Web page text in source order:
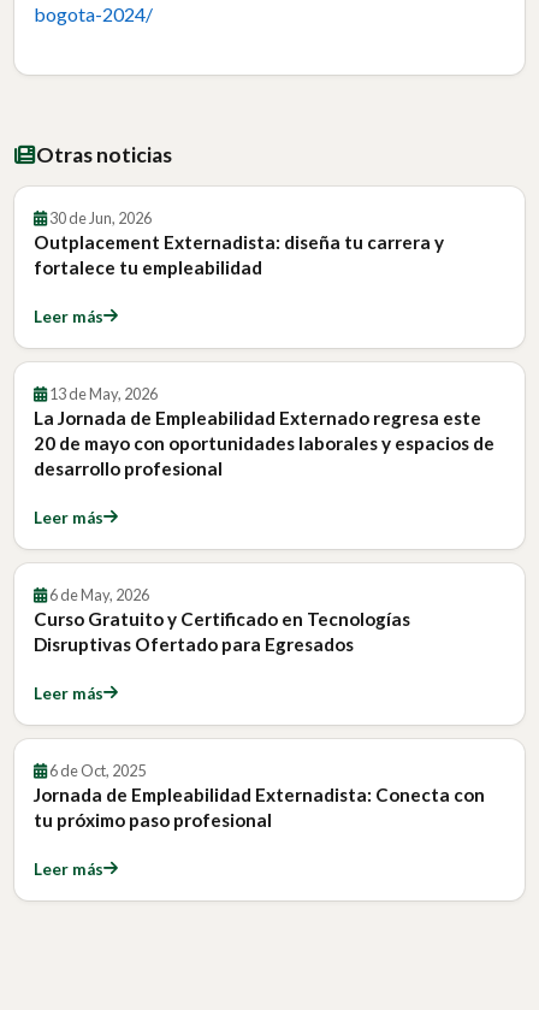
bogota-2024/
Otras noticias
30 de Jun, 2026
Outplacement Externadista: diseña tu carrera y
fortalece tu empleabilidad
Leer más
13 de May, 2026
La Jornada de Empleabilidad Externado regresa este
20 de mayo con oportunidades laborales y espacios de
desarrollo profesional
Leer más
6 de May, 2026
Curso Gratuito y Certificado en Tecnologías
Disruptivas Ofertado para Egresados
Leer más
6 de Oct, 2025
Jornada de Empleabilidad Externadista: Conecta con
tu próximo paso profesional
Leer más